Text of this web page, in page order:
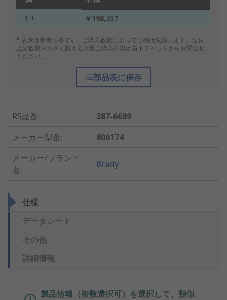
1 + ￥198,237
* 表示は参考価格です。ご購入数量によって価格は変動します。なお、
上記数量を大きく超える大量ご購入の際は右下チャットからお問合せ
ください。
部品表に保存
RS品番:
287-6689
メーカー型番:
806174
メーカー/ブランド
名:
Brady
仕様
データシート
その他
詳細情報
製品情報（複数選択可）を選択して、類似